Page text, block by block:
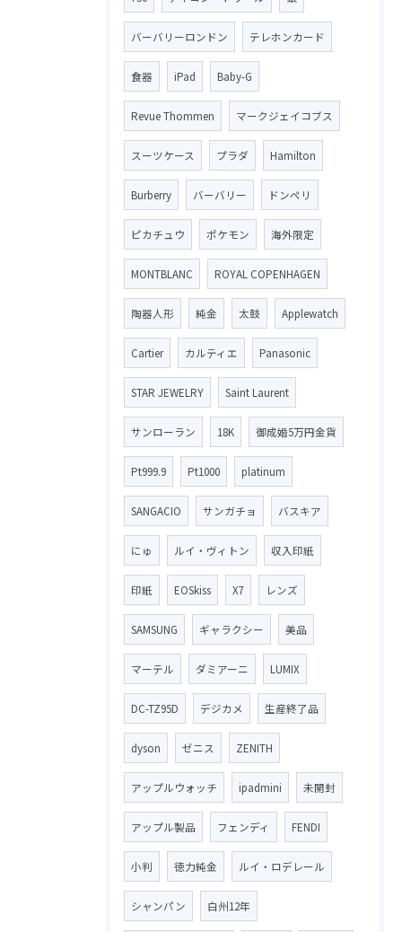
バーバリーロンドン テレホンカード
食器 iPad Baby-G
Revue Thommen マークジェイコブス
スーツケース プラダ Hamilton
Burberry バーバリー ドンペリ
ピカチュウ ポケモン 海外限定
MONTBLANC ROYAL COPENHAGEN
陶器人形 純金 太鼓 Applewatch
Cartier カルティエ Panasonic
STAR JEWELRY Saint Laurent
サンローラン 18K 御成婚5万円金貨
Pt999.9 Pt1000 platinum
SANGACIO サンガチョ バスキア
にゅ ルイ・ヴィトン 収入印紙
印紙 EOSkiss X7 レンズ
SAMSUNG ギャラクシー 美品
マーテル ダミアーニ LUMIX
DC-TZ95D デジカメ 生産終了品
dyson ゼニス ZENITH
アップルウォッチ ipadmini 未開封
アップル製品 フェンディ FENDI
小判 徳力純金 ルイ・ロデレール
シャンパン 白州12年